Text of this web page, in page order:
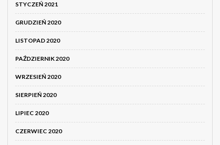
STYCZEŃ 2021
GRUDZIEŃ 2020
LISTOPAD 2020
PAŹDZIERNIK 2020
WRZESIEŃ 2020
SIERPIEŃ 2020
LIPIEC 2020
CZERWIEC 2020